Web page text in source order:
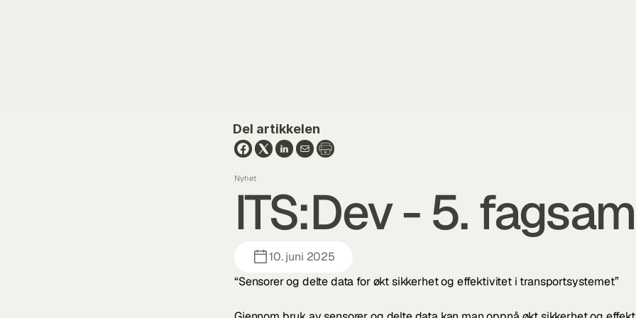
Del artikkelen
Nyhet
ITS:Dev - 5.
10. juni 2025
“Sensorer og delte data for økt sikkerhet og effektivitet i transportsystemet”